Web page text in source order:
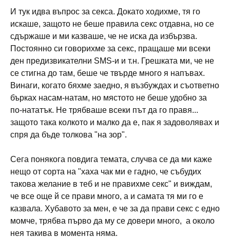
И тук идва въпрос за секса. Докато ходихме, тя го
искаше, защото не беше правила секс отдавна, но се
сдържаше и ми казваше, че не иска да избързва.
Постоянно си говорихме за секс, пращаше ми всеки
ден предизвикателни SMS-и и т.н. Грешката ми, че не
се стигна до там, беше че твърде много я напъвах.
Винаги, когато бяхме заедно, я възбуждах и съответно
бърках насам-натам, но мястото не беше удобно за
по-нататък. Не трябваше всеки път да го правя...
защото така колкото и малко да е, пак я задоволявах и
спря да бъде толкова "на зор".
Сега понякога повдига темата, случва се да ми каже
нещо от сорта на "хаха чак ми е гадно, че събудих
такова желание в теб и не правихме секс" и виждам,
че все още й се прави много, а и самата тя ми го е
казвала. Хубавото за мен, е че за да прави секс с едно
момче, трябва първо да му се довери много, а около
нея такива в момента няма.